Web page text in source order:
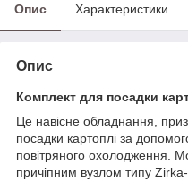
Опис Характеристики
Опис
Комплект для посадки
Це навісне обладнання,
посадки картоплі за
повітряного охолодження.
причіпним вузлом типу